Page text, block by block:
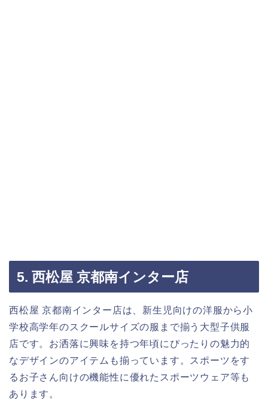
5. 西松屋 京都南インター店
西松屋 京都南インター店は、新生児向けの洋服から小
学校高学年のスクールサイズの服まで揃う大型子供服
店です。お洒落に興味を持つ年頃にぴったりの魅力的
なデザインのアイテムも揃っています。スポーツをす
るお子さん向けの機能性に優れたスポーツウェア等も
あります。